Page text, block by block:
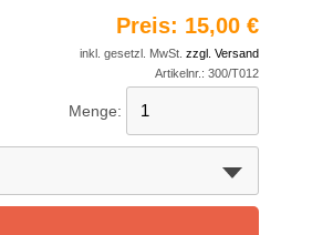
Preis: 15,00 €
inkl. gesetzl. MwSt. zzgl. Versand
Artikelnr.: 300/T012
Menge: